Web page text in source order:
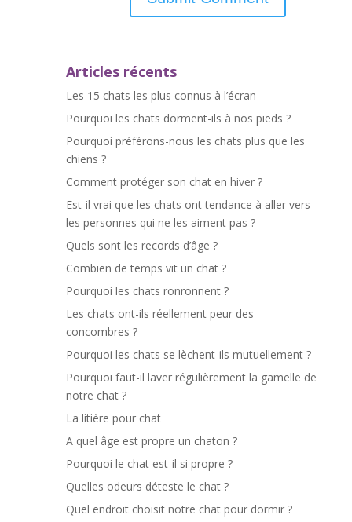
Articles récents
Les 15 chats les plus connus à l’écran
Pourquoi les chats dorment-ils à nos pieds ?
Pourquoi préférons-nous les chats plus que les
chiens ?
Comment protéger son chat en hiver ?
Est-il vrai que les chats ont tendance à aller vers
les personnes qui ne les aiment pas ?
Quels sont les records d’âge ?
Combien de temps vit un chat ?
Pourquoi les chats ronronnent ?
Les chats ont-ils réellement peur des
concombres ?
Pourquoi les chats se lèchent-ils mutuellement ?
Pourquoi faut-il laver régulièrement la gamelle de
notre chat ?
La litière pour chat
A quel âge est propre un chaton ?
Pourquoi le chat est-il si propre ?
Quelles odeurs déteste le chat ?
Quel endroit choisit notre chat pour dormir ?